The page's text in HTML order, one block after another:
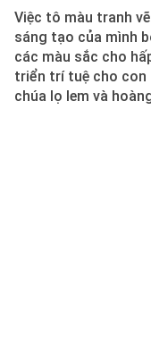
Việc tô màu tranh
sáng tạo của mình
các màu sắc cho
triển trí tuệ cho con
chúa lọ lem và